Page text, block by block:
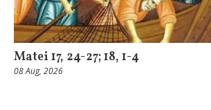
Matei 17, 24-27; 18, 1-4
08 Aug, 2026